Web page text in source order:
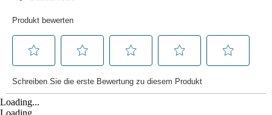
Loading...